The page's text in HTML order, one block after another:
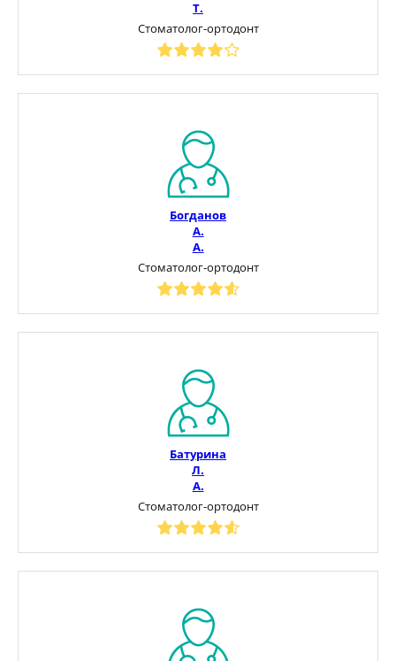
Т.
Стоматолог-ортодонт
Богданов
А.
А.
Стоматолог-ортодонт
Батурина
Л.
А.
Стоматолог-ортодонт